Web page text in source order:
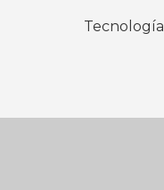
Tecnología